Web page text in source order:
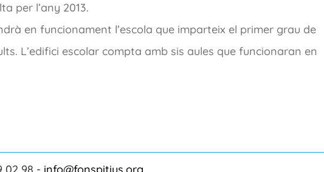
per l’any 2013.
en funcionament l’escola que imparteix el primer grau de
L’edifici escolar compta amb sis aules que funcionaran en